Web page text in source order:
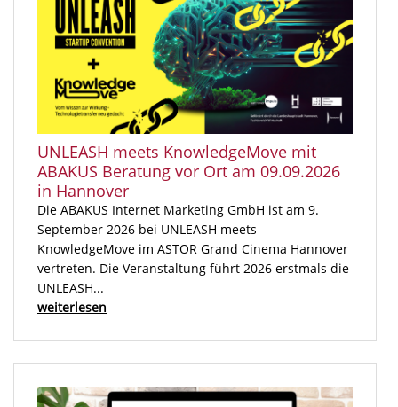
UNLEASH meets KnowledgeMove mit
ABAKUS Beratung vor Ort am 09.09.2026
in Hannover
Die ABAKUS Internet Marketing GmbH ist am 9.
September 2026 bei UNLEASH meets
KnowledgeMove im ASTOR Grand Cinema Hannover
vertreten. Die Veranstaltung führt 2026 erstmals die
UNLEASH...
weiterlesen